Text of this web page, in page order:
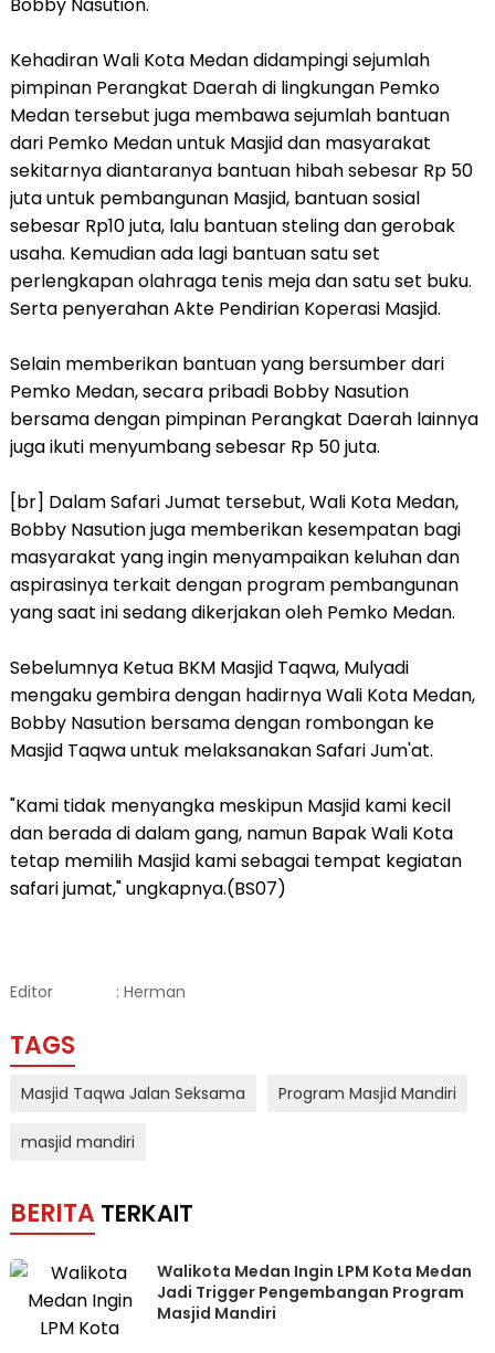
Kehadiran Wali Kota Medan didampingi sejumlah
pimpinan Perangkat Daerah di lingkungan Pemko
Medan tersebut juga membawa sejumlah bantuan
dari Pemko Medan untuk Masjid dan masyarakat
sekitarnya diantaranya bantuan hibah sebesar Rp 50
juta untuk pembangunan Masjid, bantuan sosial
sebesar Rp10 juta, lalu bantuan steling dan gerobak
usaha. Kemudian ada lagi bantuan satu set
perlengkapan olahraga tenis meja dan satu set buku.
Serta penyerahan Akte Pendirian Koperasi Masjid.
Selain memberikan bantuan yang bersumber dari
Pemko Medan, secara pribadi Bobby Nasution
bersama dengan pimpinan Perangkat Daerah lainnya
juga ikuti menyumbang sebesar Rp 50 juta.
[br] Dalam Safari Jumat tersebut, Wali Kota Medan,
Bobby Nasution juga memberikan kesempatan bagi
masyarakat yang ingin menyampaikan keluhan dan
aspirasinya terkait dengan program pembangunan
yang saat ini sedang dikerjakan oleh Pemko Medan.
Sebelumnya Ketua BKM Masjid Taqwa, Mulyadi
mengaku gembira dengan hadirnya Wali Kota Medan,
Bobby Nasution bersama dengan rombongan ke
Masjid Taqwa untuk melaksanakan Safari Jum'at.
"Kami tidak menyangka meskipun Masjid kami kecil
dan berada di dalam gang, namun Bapak Wali Kota
tetap memilih Masjid kami sebagai tempat kegiatan
safari jumat," ungkapnya.(BS07)
Editor : Herman
TAGS
Masjid Taqwa Jalan Seksama Program Masjid Mandiri
masjid mandiri
BERITA TERKAIT
Walikota Medan Ingin LPM Kota Medan
Jadi Trigger Pengembangan Program
Masjid Mandiri